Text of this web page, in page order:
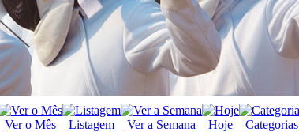
Ver o Mês Listagem Ver a Semana Hoje Categorias